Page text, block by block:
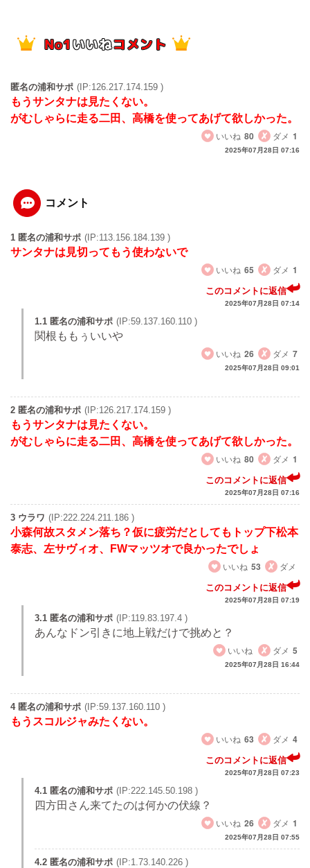
匿名の浦和サポ (IP:126.217.174.159 )
もうサンタナは見たくない。
がむしゃらに走る二田、高橋を使ってあげて欲しかった。
いいね 80 ダメ 1
2025年07月28日 07:16
コメント
1 匿名の浦和サポ (IP:113.156.184.139 )
サンタナは見切ってもう使わないで
いいね 65 ダメ 1
このコメントに返信
2025年07月28日 07:14
1.1 匿名の浦和サポ (IP:59.137.160.110 )
関根ももぅいいや
いいね 26 ダメ 7
2025年07月28日 09:01
2 匿名の浦和サポ (IP:126.217.174.159 )
もうサンタナは見たくない。
がむしゃらに走る二田、高橋を使ってあげて欲しかった。
いいね 80 ダメ 1
このコメントに返信
2025年07月28日 07:16
3 ウラワ (IP:222.224.211.186 )
小森何故スタメン落ち？仮に疲労だとしてもトップ下松本
泰志、左サヴィオ、FWマッツオで良かったでしょ
いいね 53 ダメ
このコメントに返信
2025年07月28日 07:19
3.1 匿名の浦和サポ (IP:119.83.197.4 )
あんなドン引きに地上戦だけで挑めと？
いいね
ダメ 5
2025年07月28日 16:44
4 匿名の浦和サポ (IP:59.137.160.110 )
もうスコルジャみたくない。
いいね 63 ダメ 4
このコメントに返信
2025年07月28日 07:23
4.1 匿名の浦和サポ (IP:222.145.50.198 )
四方田さん来てたのは何かの伏線？
いいね 26 ダメ 1
2025年07月28日 07:55
4.2 匿名の浦和サポ (IP:1.73.140.226 )